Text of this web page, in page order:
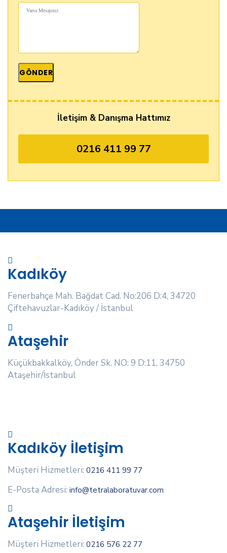
İletişim & Danışma Hattımız
0216 411 99 77
Kadıköy
Fenerbahçe Mah. Bağdat Cad. No:206 D:4, 34720
Çiftehavuzlar-Kadıköy / İstanbul
Ataşehir
Küçükbakkalköy, Önder Sk. NO: 9 D:11, 34750
Ataşehir/İstanbul
Kadıköy İletişim
Müşteri Hizmetleri: 0216 411 99 77
E-Posta Adresi: info@tetralaboratuvar.com
Ataşehir İletişim
Müşteri Hizmetleri: 0216 576 22 77